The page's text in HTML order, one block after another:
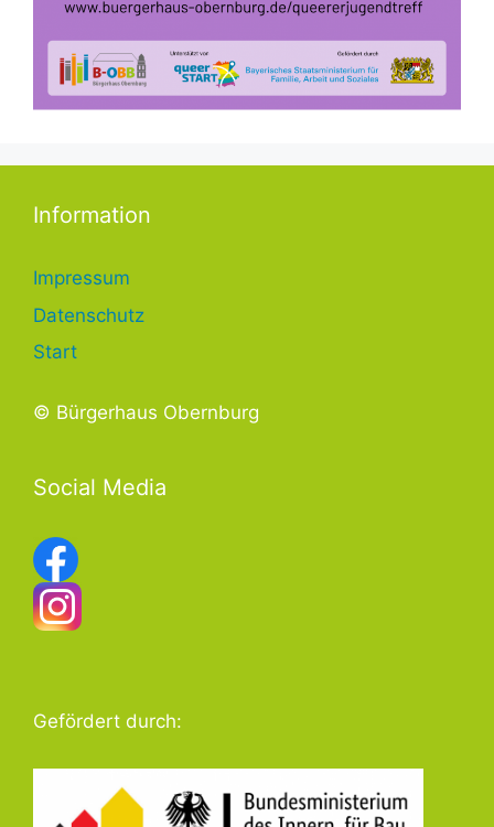
Information
Impressum
Datenschutz
Start
© Bürgerhaus Obernburg
Social Media
Gefördert durch: